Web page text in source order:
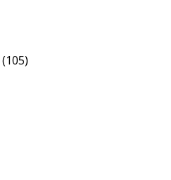
(105)